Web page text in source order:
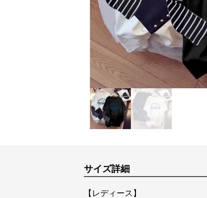
サイズ詳細
【レディース】